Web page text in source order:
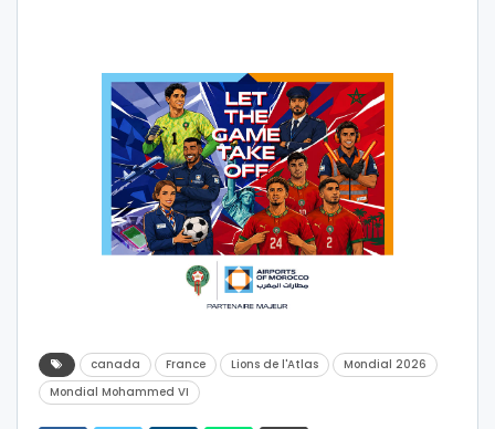
canada France Lions de l'Atlas
Mondial 2026
Mondial Mohammed VI